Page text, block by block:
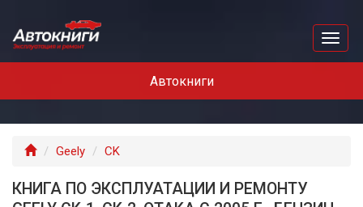
Автокниги
Главная
Geely CK
КНИГА ПО ЭКСПЛУАТАЦИИ И РЕМОНТУ